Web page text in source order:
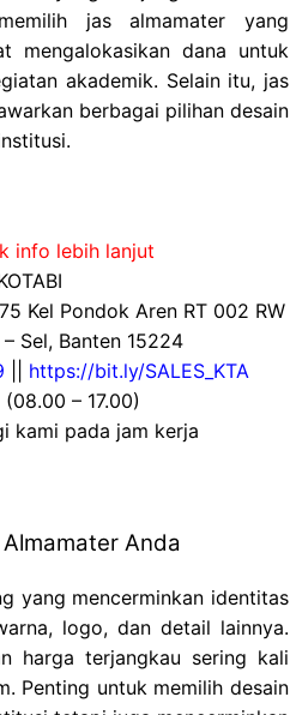
jas almamater yang
mengalokasikan dana untuk
akademik. Selain itu, jas
berbagai pilihan desain
info lebih lanjut
Kel Pondok Aren RT 002 RW
Sel, Banten 15224
https://bit.ly/SALES_KTA
– 17.00)
kami pada jam kerja
Anda
yang mencerminkan identitas
logo, dan detail lainnya.
harga terjangkau sering kali
Penting untuk memilih desain